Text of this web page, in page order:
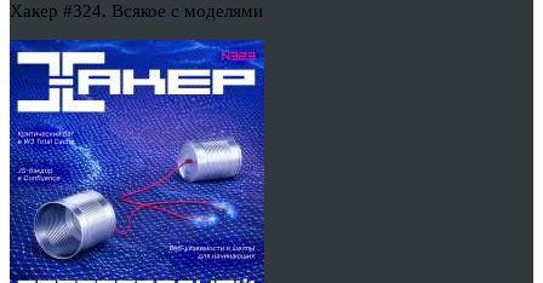
Хакер #324. Всякое с моделями